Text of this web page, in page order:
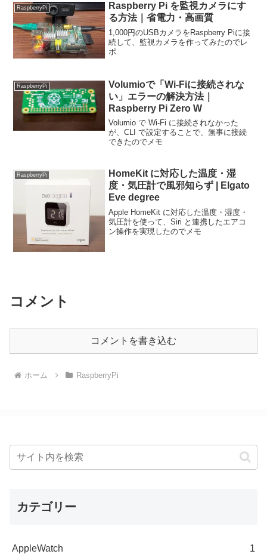
RaspberryPi
Raspberry Pi を監視カメラにす
る方法｜省電力・高画質
1,000円のUSBカメラをRaspberry Piに接
続して、監視カメラを作ってみたのでレ
ポ
RaspberryPi
Volumioで「Wi-Fiに接続されな
い」エラーの解決方法｜
Raspberry Pi Zero W
Volumio で Wi-Fi に接続されなかった
が、CLI で設定することで、無事に接続
できたのでメモ
RaspberryPi
HomeKit に対応した温度・湿
度・気圧計で風邪知らず | Elgato
Eve degree
Apple HomeKit に対応した温度・湿度・
気圧計を使って、Siri と連携したエアコ
ン操作を実現したのでメモ
コメント
コメントを書き込む
ホーム RaspberryPi
カテゴリー
AppleWatch 1